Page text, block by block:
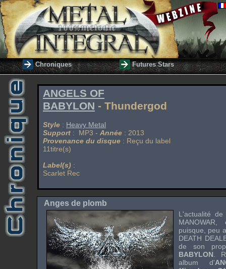
Chroniques Futures Stars
ANGELS OF
BABYLON - Thundergod
Style : Heavy Metal
Support : MP3 - Année : 2013
Provenance du disque : Reçu du label
11titre(s)
Label(s) :
Scarlet Rec
Anges de plomb
L'actualité
MANOWAR ,
puisque, peu
DEATH
de son
BABYLON .
album d'